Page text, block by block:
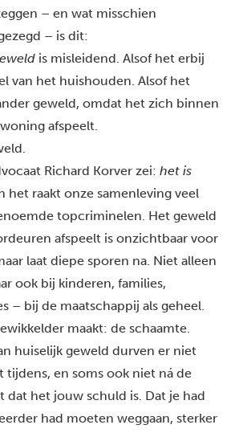
– en wat misschien
– is dit:
is misleidend. Alsof het erbij
van het huishouden. Alsof het
geweld, omdat het zich binnen
afspeelt.
Richard Korver zei: het is
het raakt onze samenleving veel
topcriminelen. Het geweld
afspeelt is onzichtbaar voor
laat diepe sporen na. Niet alleen
ook bij kinderen, families,
– bij de maatschappij als geheel.
maakt: de schaamte.
huiselijk geweld durven er niet
tijdens, en soms ook niet ná de
dat het jouw schuld is. Dat je had
had moeten weggaan, sterker